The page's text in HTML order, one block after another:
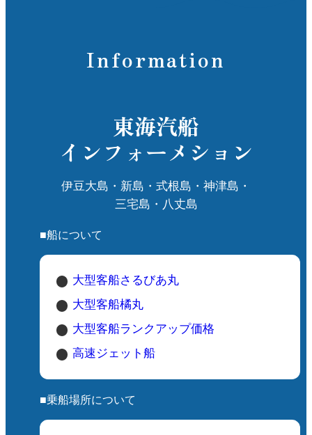
Information
東海汽船
インフォーメション
伊豆大島・新島・式根島・神津島・
三宅島・八丈島
■船について
大型客船さるびあ丸
大型客船橘丸
大型客船ランクアップ価格
高速ジェット船
■乗船場所について